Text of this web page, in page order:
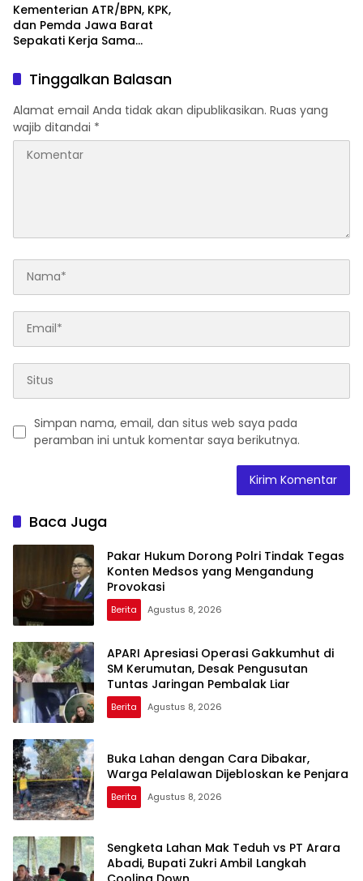
Kementerian ATR/BPN, KPK,
dan Pemda Jawa Barat
Sepakati Kerja Sama
Korupsi serta Penguatan
Ekonomi Daerah
Tinggalkan Balasan
Alamat email Anda tidak akan dipublikasikan. Ruas yang
wajib ditandai *
Simpan nama, email, dan situs web saya pada
peramban ini untuk komentar saya berikutnya.
Baca Juga
Pakar Hukum Dorong Polri Tindak Tegas
Konten Medsos yang Mengandung
Provokasi
Berita Agustus 8, 2026
APARI Apresiasi Operasi Gakkumhut di
SM Kerumutan, Desak Pengusutan
Tuntas Jaringan Pembalak Liar
Berita Agustus 8, 2026
Buka Lahan dengan Cara Dibakar,
Warga Pelalawan Dijebloskan ke Penjara
Berita Agustus 8, 2026
Sengketa Lahan Mak Teduh vs PT Arara
Abadi, Bupati Zukri Ambil Langkah